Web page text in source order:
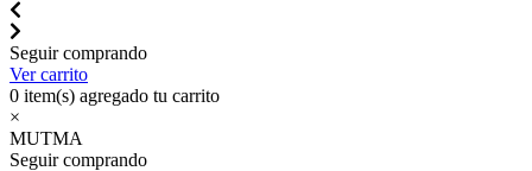
Seguir comprando
Ver carrito
0 item(s) agregado tu carrito
×
MUTMA
Seguir comprando